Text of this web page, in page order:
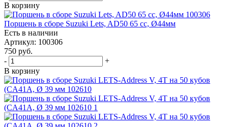
В корзину
Поршень в сборе Suzuki Lets, AD50 65 cc, Ø44мм
Есть в наличии
Артикул: 100306
750 руб.
-
+
В корзину